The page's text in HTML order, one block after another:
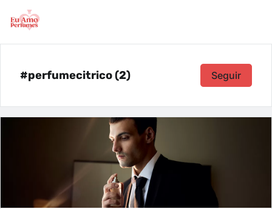
#perfumecitrico (2) Seguir